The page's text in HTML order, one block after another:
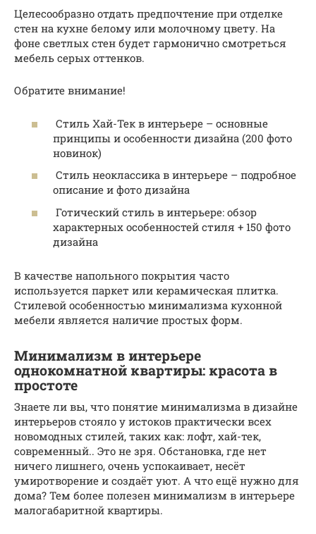
Целесообразно отдать предпочтение при отделке
стен на кухне белому или молочному цвету. На
фоне светлых стен будет гармонично смотреться
мебель серых оттенков.
Обратите внимание!
Стиль Хай-Тек в интерьере – основные
принципы и особенности дизайна (200 фото
новинок)
Стиль неоклассика в интерьере – подробное
описание и фото дизайна
Готический стиль в интерьере: обзор
характерных особенностей стиля + 150 фото
дизайна
В качестве напольного покрытия часто
используется паркет или керамическая плитка.
Стилевой особенностью минимализма кухонной
мебели является наличие простых форм.
Минимализм в интерьере
однокомнатной квартиры: красота в
простоте
Знаете ли вы, что понятие минимализма в дизайне
интерьеров стояло у истоков практически всех
новомодных стилей, таких как: лофт, хай-тек,
современный.. Это не зря. Обстановка, где нет
ничего лишнего, очень успокаивает, несёт
умиротворение и создаёт уют. А что ещё нужно для
дома? Тем более полезен минимализм в интерьере
малогабаритной квартиры.